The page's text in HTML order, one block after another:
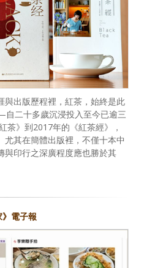
與出版歷程裡，紅茶，始終是此
二十多歲沉浸投入至今已逾三
茶》到2017年的《紅茶經》，
其在簡體出版裡，不僅十本中
與印行之深廣程度應也勝於其
電子報